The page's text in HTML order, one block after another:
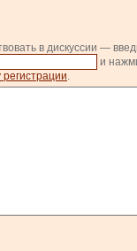
в дискуссии —
и
регистрации.